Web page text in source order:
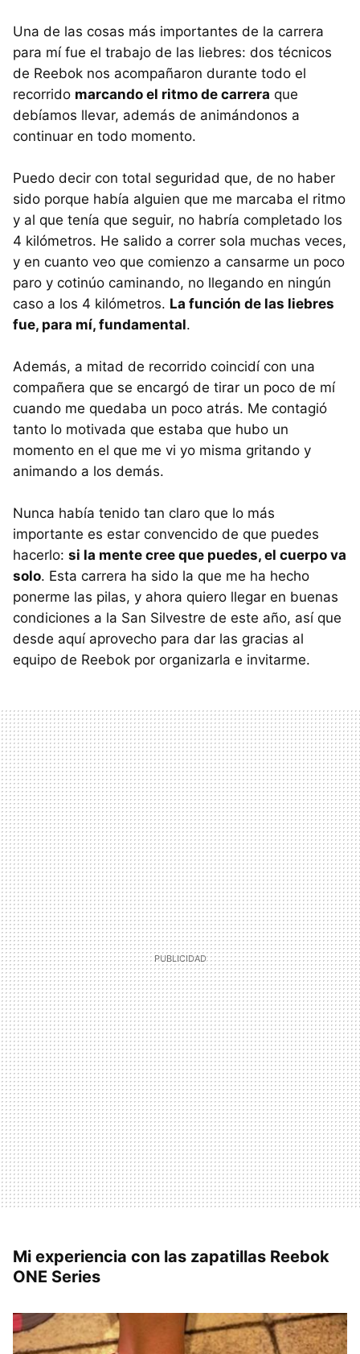
Una de las cosas más importantes de la carrera
para mí fue el trabajo de las liebres: dos técnicos
de Reebok nos acompañaron durante todo el
recorrido marcando el ritmo de carrera que
debíamos llevar, además de animándonos a
continuar en todo momento.
Puedo decir con total seguridad que, de no haber
sido porque había alguien que me marcaba el ritmo
y al que tenía que seguir, no habría completado los
4 kilómetros. He salido a correr sola muchas veces,
y en cuanto veo que comienzo a cansarme un poco
paro y cotinúo caminando, no llegando en ningún
caso a los 4 kilómetros. La función de las liebres
fue, para mí, fundamental.
Además, a mitad de recorrido coincidí con una
compañera que se encargó de tirar un poco de mí
cuando me quedaba un poco atrás. Me contagió
tanto lo motivada que estaba que hubo un
momento en el que me vi yo misma gritando y
animando a los demás.
Nunca había tenido tan claro que lo más
importante es estar convencido de que puedes
hacerlo: si la mente cree que puedes, el cuerpo va
solo. Esta carrera ha sido la que me ha hecho
ponerme las pilas, y ahora quiero llegar en buenas
condiciones a la San Silvestre de este año, así que
desde aquí aprovecho para dar las gracias al
equipo de Reebok por organizarla e invitarme.
Mi experiencia con las zapatillas Reebok
ONE Series